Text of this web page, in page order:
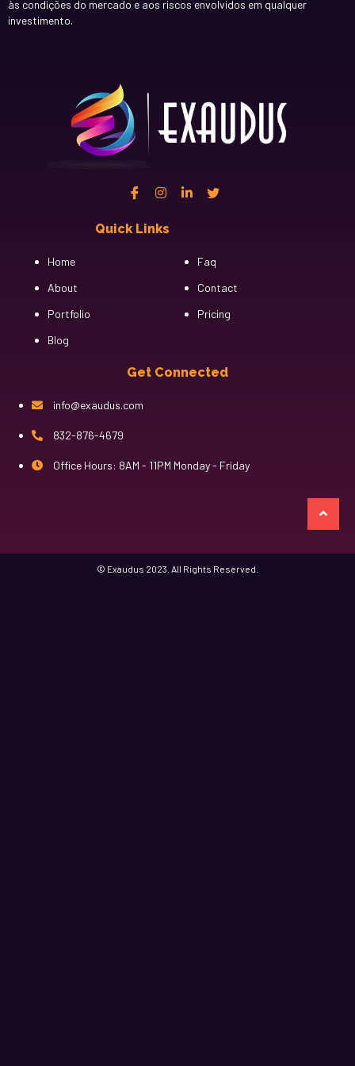
às condições do mercado e aos riscos envolvidos em qualquer
investimento.
Quick Links
Home
About
Portfolio
Blog
Faq
Contact
Pricing
Get Connected
info@exaudus.com
832-876-4679
Office Hours: 8AM - 11PM Monday - Friday
© Exaudus 2023. All Rights Reserved.